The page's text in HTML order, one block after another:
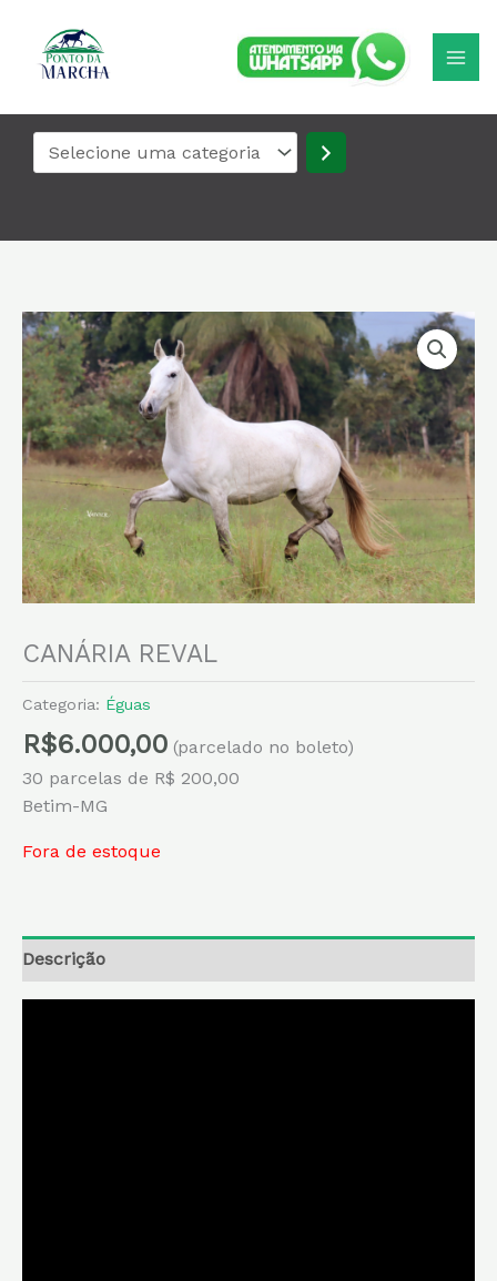
uma
categoria
CANÁRIA REVAL
Categoria: Éguas
R$6.000,00 (parcelado no boleto)
30 parcelas de R$ 200,00
Betim-MG
Fora de estoque
Descrição